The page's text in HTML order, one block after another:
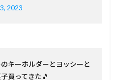
2023
キーホルダーとヨッシーと
買ってきた🎵